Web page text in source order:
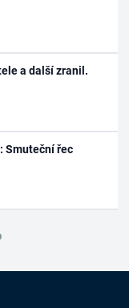
a další zranil.
Smuteční řec